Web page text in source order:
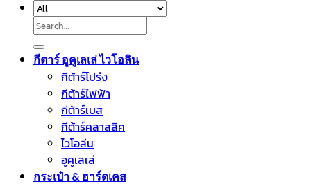
Search
for:
กีตาร์ อูคูเลเล่ ไวโอลิน
กีต้าร์โปร่ง
กีต้าร์ไฟฟ้า
กีต้าร์เบส
กีต้าร์คลาสสิค
ไวโอลีน
อูคูเลเล่
กระเป๋า & ฮาร์ดเคส